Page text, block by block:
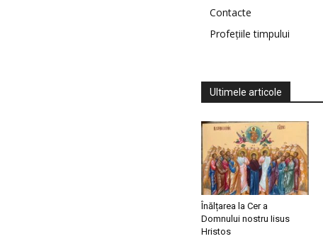
Contacte
Profețiile timpului
Ultimele articole
Înălțarea la Cer a
Domnului nostru Iisus
Hristos